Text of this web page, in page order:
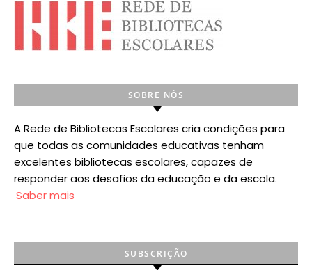
SOBRE NÓS
A Rede de Bibliotecas Escolares cria condições para
que todas as comunidades educativas tenham
excelentes bibliotecas escolares, capazes de
responder aos desafios da educação e da escola.
Saber mais
SUBSCRIÇÃO